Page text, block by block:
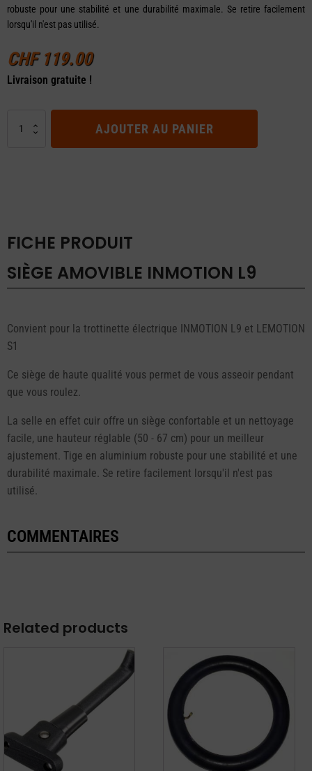
robuste pour une stabilité et une durabilité maximale. Se retire facilement
lorsqu'il n'est pas utilisé.
CHF119.00
Livraison gratuite !
AJOUTER AU PANIER
FICHE PRODUIT
SIÈGE AMOVIBLE INMOTION L9
Convient pour la trottinette électrique INMOTION L9 et LEMOTION
S1
Ce siège de haute qualité vous permet de vous asseoir pendant
que vous roulez.
La selle en effet cuir offre un siège confortable et un nettoyage
facile, une hauteur réglable (50 - 67 cm) pour un meilleur
ajustement. Tige en aluminium robuste pour une stabilité et une
durabilité maximale. Se retire facilement lorsqu'il n'est pas
utilisé.
COMMENTAIRES
Related products